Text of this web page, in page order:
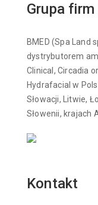
Grupa firm
BMED (Spa Land
dystrybutorem
Clinical, Circadia
Hydrafacial w
Słowacji, Litwie,
Słowenii, krajach
Kontakt